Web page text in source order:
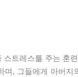
스트레스를 주는 훈
며, 그들에게 아버